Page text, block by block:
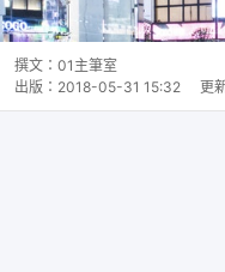
撰文： 01主筆室
出版： 2018-05-31 15:32 更